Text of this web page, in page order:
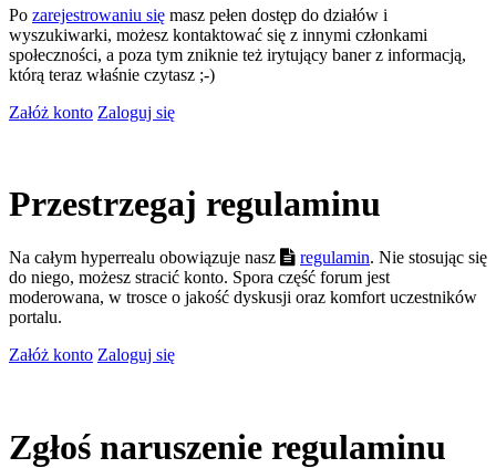
Po zarejestrowaniu się masz pełen dostęp do działów i
wyszukiwarki, możesz kontaktować się z innymi członkami
społeczności, a poza tym zniknie też irytujący baner z informacją,
którą teraz właśnie czytasz ;-)
Załóż konto Zaloguj się
Przestrzegaj regulaminu
Na całym hyperrealu obowiązuje nasz regulamin. Nie stosując się
do niego, możesz stracić konto. Spora część forum jest
moderowana, w trosce o jakość dyskusji oraz komfort uczestników
portalu.
Załóż konto Zaloguj się
Zgłoś naruszenie regulaminu